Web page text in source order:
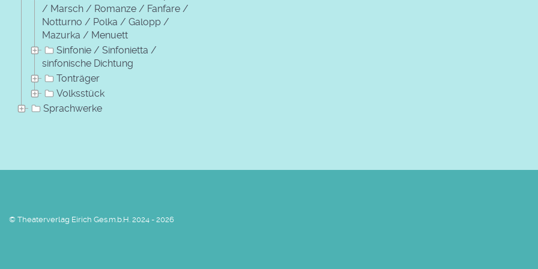
/ Marsch / Romanze / Fanfare /
Notturno / Polka / Galopp /
Mazurka / Menuett
Sinfonie / Sinfonietta /
sinfonische Dichtung
Tonträger
Volksstück
Sprachwerke
© Theaterverlag Eirich Ges.m.b.H. 2024 - 2026